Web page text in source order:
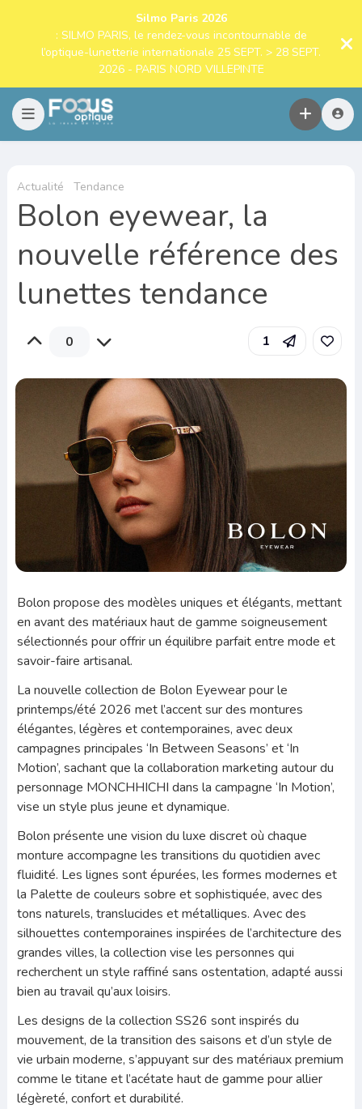
Silmo Paris 2026
: SILMO PARIS, le rendez-vous incontournable de
l’optique-lunetterie internationale 25 SEPT. > 28 SEPT.
2026 - PARIS NORD VILLEPINTE
Actualité Tendance
Bolon eyewear, la
nouvelle référence des
lunettes tendance
0 1
Bolon propose des modèles uniques et élégants, mettant
en avant des matériaux haut de gamme soigneusement
sélectionnés pour offrir un équilibre parfait entre mode et
savoir-faire artisanal.
La nouvelle collection de Bolon Eyewear pour le
printemps/été 2026 met l’accent sur des montures
élégantes, légères et contemporaines, avec deux
campagnes principales ‘In Between Seasons’ et ‘In
Motion’, sachant que la collaboration marketing autour du
personnage MONCHHICHI dans la campagne ‘In Motion’,
vise un style plus jeune et dynamique.
Bolon présente une vision du luxe discret où chaque
monture accompagne les transitions du quotidien avec
fluidité. Les lignes sont épurées, les formes modernes et
la Palette de couleurs sobre et sophistiquée, avec des
tons naturels, translucides et métalliques. Avec des
silhouettes contemporaines inspirées de l’architecture des
grandes villes, la collection vise les personnes qui
recherchent un style raffiné sans ostentation, adapté aussi
bien au travail qu’aux loisirs.
Les designs de la collection SS26 sont inspirés du
mouvement, de la transition des saisons et d’un style de
vie urbain moderne, s’appuyant sur des matériaux premium
comme le titane et l’acétate haut de gamme pour allier
légèreté, confort et durabilité.